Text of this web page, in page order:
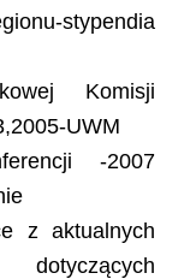
stypendia
Komisji
UWM
-2007
z aktualnych